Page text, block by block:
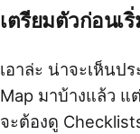
เตรียมตัวก่อนเ
เอาล่ะ น่าจะเห็นป
Map มาบ้างแล้ว แ
จะต้องดู